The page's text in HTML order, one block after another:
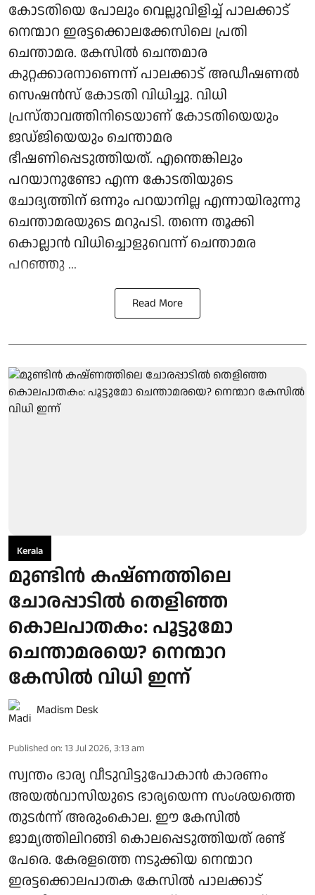
കോടതിയെ പോലും വെല്ലുവിളിച്ച് പാലക്കാട്
നെന്മാറ ഇരട്ടക്കൊലക്കേസിലെ പ്രതി
ചെന്താമര. കേസില്‍ ചെന്തമാര
കുറ്റക്കാരനാണെന്ന് പാലക്കാട് അഡീഷണല്‍
സെഷന്‍സ് കോടതി വിധിച്ചു. വിധി
പ്രസ്താവത്തിനിടെയാണ് കോടതിയെയും
ജഡ്ജിയെയും ചെന്താമര
ഭീഷണിപ്പെടുത്തിയത്. എന്തെങ്കിലും
പറയാനുണ്ടോ എന്ന കോടതിയുടെ
ചോദ്യത്തിന് ഒന്നും പറയാനില്ല എന്നായിരുന്നു
ചെന്താമരയുടെ മറുപടി. തന്നെ തൂക്കി
കൊല്ലാന്‍ വിധിച്ചൊളുവെന്ന് ചെന്താമര
പറഞ്ഞു ...
Read More
Kerala
മുണ്ടിൻ കഷ്ണത്തിലെ
ചോരപ്പാടിൽ തെളിഞ്ഞ
കൊലപാതകം: പൂട്ടുമോ
ചെന്താമരയെ? നെന്മാറ
കേസിൽ വിധി ഇന്ന്
Madism Desk
Published on: 13 Jul 2026, 3:13 am
സ്വന്തം ഭാര്യ വീടുവിട്ടുപോകാൻ കാരണം
അയൽവാസിയുടെ ഭാര്യയെന്ന സംശയത്തെ
തുടർന്ന് അരുംകൊല. ഈ കേസിൽ
ജാമ്യത്തിലിറങ്ങി കൊലപ്പെടുത്തിയത് രണ്ട്
പേരെ. കേരളത്തെ നടുക്കിയ നെന്മാറ
ഇരട്ടക്കൊലപാതക കേസിൽ പാലക്കാട്